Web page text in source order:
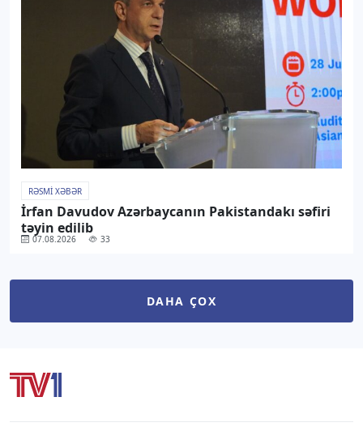
RƏSMI XƏBƏR
İrfan Davudov Azərbaycanın Pakistandakı səfiri
təyin edilib
07.08.2026 33
DAHA ÇOX